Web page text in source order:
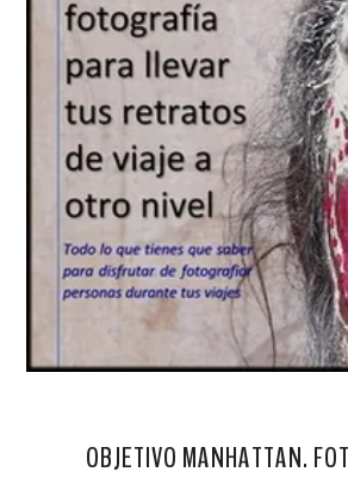
OBJETIVO MANHATTAN.